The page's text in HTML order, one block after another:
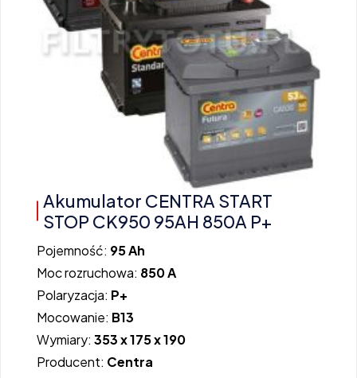
Akumulator CENTRA START
STOP CK950 95AH 850A P+
Pojemność: 95 Ah
Moc rozruchowa: 850 A
Polaryzacja: P+
Mocowanie: B13
Wymiary: 353 x 175 x 190
Producent: Centra